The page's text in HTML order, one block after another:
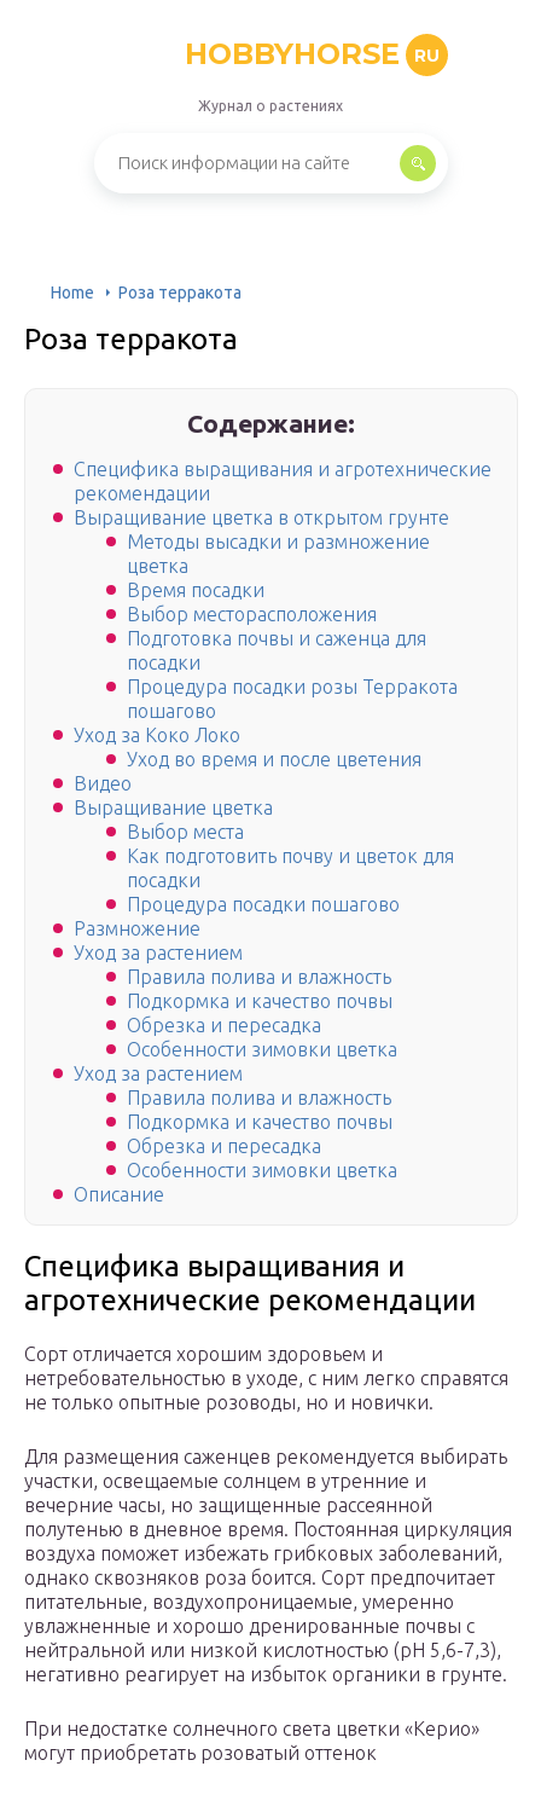
HOBBYHORSE RU
Журнал о растениях
Home Роза терракота
Роза терракота
Содержание:
Специфика выращивания и агротехнические
рекомендации
Выращивание цветка в открытом грунте
Методы высадки и размножение
цветка
Время посадки
Выбор месторасположения
Подготовка почвы и саженца для
посадки
Процедура посадки розы Терракота
пошагово
Уход за Коко Локо
Уход во время и после цветения
Видео
Выращивание цветка
Выбор места
Как подготовить почву и цветок для
посадки
Процедура посадки пошагово
Размножение
Уход за растением
Правила полива и влажность
Подкормка и качество почвы
Обрезка и пересадка
Особенности зимовки цветка
Уход за растением
Правила полива и влажность
Подкормка и качество почвы
Обрезка и пересадка
Особенности зимовки цветка
Описание
Специфика выращивания и
агротехнические рекомендации
Сорт отличается хорошим здоровьем и
нетребовательностью в уходе, с ним легко справятся
не только опытные розоводы, но и новички.
Для размещения саженцев рекомендуется выбирать
участки, освещаемые солнцем в утренние и
вечерние часы, но защищенные рассеянной
полутенью в дневное время. Постоянная циркуляция
воздуха поможет избежать грибковых заболеваний,
однако сквозняков роза боится. Сорт предпочитает
питательные, воздухопроницаемые, умеренно
увлажненные и хорошо дренированные почвы с
нейтральной или низкой кислотностью (рН 5,6-7,3),
негативно реагирует на избыток органики в грунте.
При недостатке солнечного света цветки «Keрио»
могут приобретать розоватый оттенок